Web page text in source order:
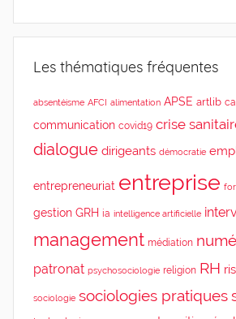
Les thématiques fréquentes
absentéisme AFCI alimentation APSE artlib
communication covid19 crise
dialogue dirigeants démocratie
entrepreneuriat entreprise
gestion GRH ia intelligence artificielle
management médiation
patronat psychosociologie religion RH
sociologie sociologies pratiques